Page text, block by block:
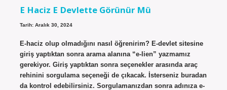
E Haciz E Devlette Görünür Mü
Tarih: Aralık 30, 2024
E-haciz olup olmadığını nasıl öğrenirim? E-devlet sitesine
giriş yaptıktan sonra arama alanına “e-lien” yazmamız
gerekiyor. Giriş yaptıktan sonra seçenekler arasında araç
rehinini sorgulama seçeneği de çıkacak. İsterseniz buradan
da kontrol edebilirsiniz. Sorgulamanızdan sonra adınıza e-